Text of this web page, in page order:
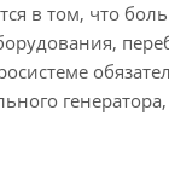
в том, что